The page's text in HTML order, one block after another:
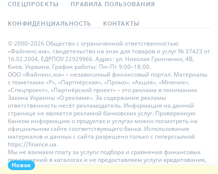
Новое
СПЕЦПРОЕКТЫ ПРАВИЛА ПОЛЬЗОВАНИЯ
КОНФИДЕНЦИАЛЬНОСТЬ КОНТАКТЫ
© 2000–2026 Общество с ограниченной ответственностью
«Файненс.юа», свидетельство на знак для товаров и услуг № 37423 от
16.02.2004, ЕДРПОУ 22929966. Адрес: ул. Николая Гринченко, 4В,
Киев, Украина. График работы: Пн–Пт 9:00–18:00.
ООО «Файненс.юа» – независимый финансовый портал. Материалы
с пометками «Р», «Партнёрская», «Промо», «Акция», «Мнение»,
«Спецпроект», «Партнёрский проект» – это реклама в понимании
Закона Украины «О рекламе». За содержание рекламы
ответственность несёт рекламодатель. Информация на данной
странице не является рекламой банковских услуг. Проверенную
банком информацию о продуктах и услугах можно посмотреть на
официальном сайте соответствующего банка. Использование
материалов и данных с сайта разрешено только с гиперссылкой
https://finance.ua.
Мы не взимаем плату за услуги подбора и сравнения финансовых
предложений в каталогах и не предоставляем услуги кредитования,
размещения депозитов и страхования. Ваши личные данные на